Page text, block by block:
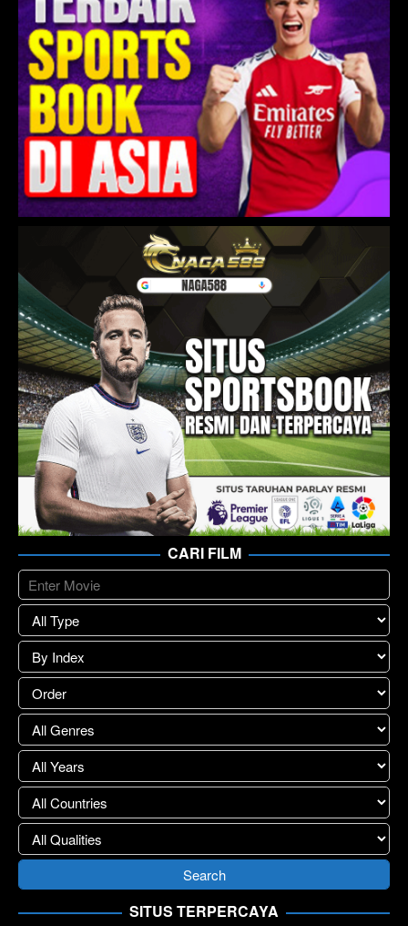
CARI FILM
SITUS TERPERCAYA